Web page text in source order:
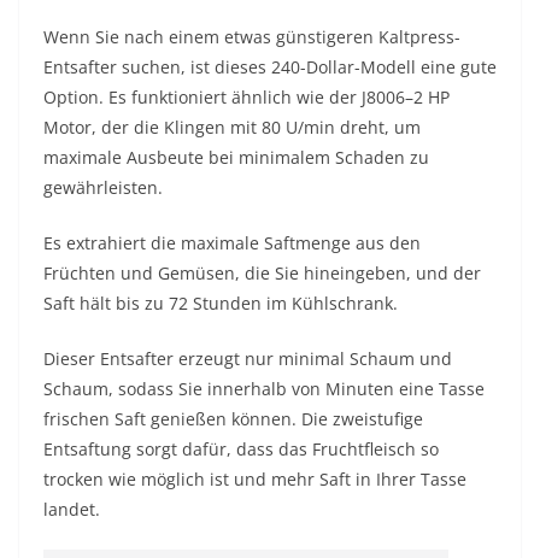
Wenn Sie nach einem etwas günstigeren Kaltpress-
Entsafter suchen, ist dieses 240-Dollar-Modell eine gute
Option. Es funktioniert ähnlich wie der J8006–2 HP
Motor, der die Klingen mit 80 U/min dreht, um
maximale Ausbeute bei minimalem Schaden zu
gewährleisten.
Es extrahiert die maximale Saftmenge aus den
Früchten und Gemüsen, die Sie hineingeben, und der
Saft hält bis zu 72 Stunden im Kühlschrank.
Dieser Entsafter erzeugt nur minimal Schaum und
Schaum, sodass Sie innerhalb von Minuten eine Tasse
frischen Saft genießen können. Die zweistufige
Entsaftung sorgt dafür, dass das Fruchtfleisch so
trocken wie möglich ist und mehr Saft in Ihrer Tasse
landet.